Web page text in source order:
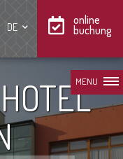
DE
online
buchung
MENU